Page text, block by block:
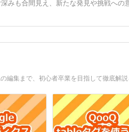
みも合間見え、新たな発見や挑戦への